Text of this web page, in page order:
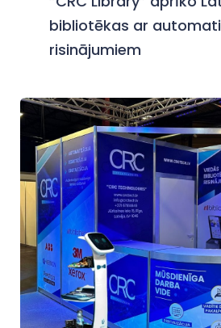
bibliotēkas ar
risinājumiem